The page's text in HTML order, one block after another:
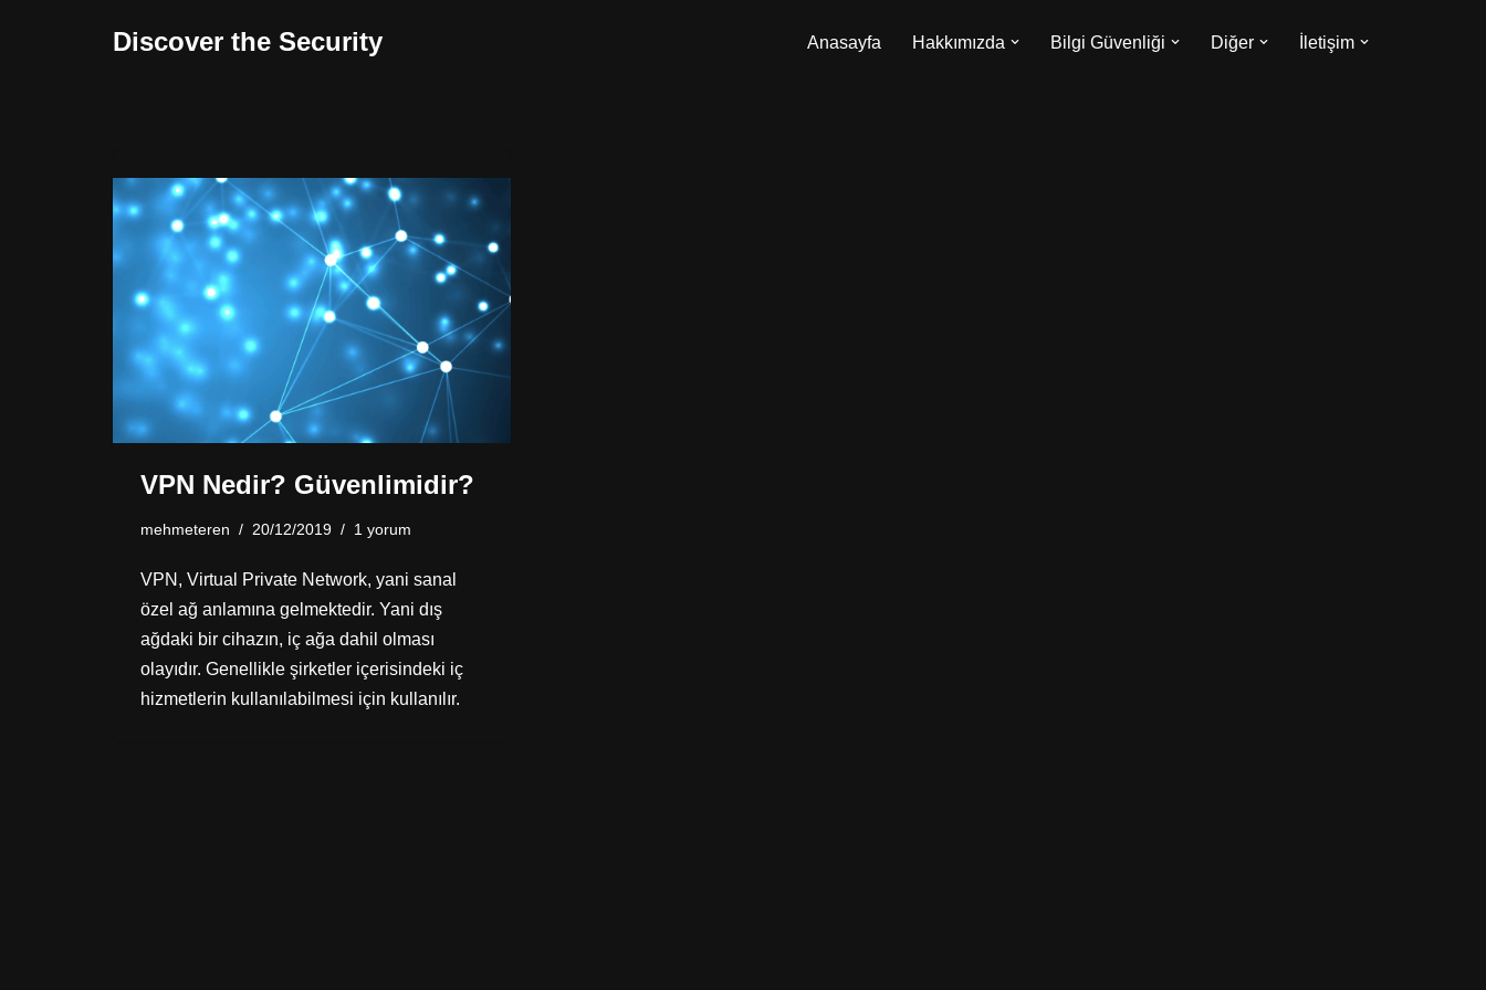
Discover the Security Anasayfa Hakkımızda Bilgi Güvenliği Diğer İletişim
VPN Nedir? Güvenlimidir?
mehmeteren 20/12/2019 1 yorum
VPN, Virtual Private Network, yani sanal
özel ağ anlamına gelmektedir. Yani dış
ağdaki bir cihazın, iç ağa dahil olması
olayıdır. Genellikle şirketler içerisindeki iç
hizmetlerin kullanılabilmesi için kullanılır.